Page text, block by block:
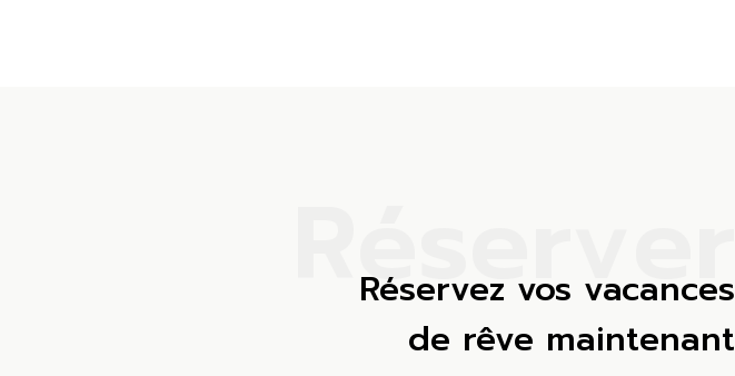
éserver
Réservez vos vacances
de rêve maintenant